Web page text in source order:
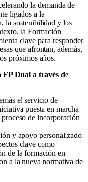
la demanda de
ligados a la
la sostenibilidad y los
la Formación
clave para responder
que afrontan, además,
próximos años.
Dual a través de
el servicio de
puesta en marcha
proceso de incorporación
y apoyo personalizado
clave como
de la formación en
a la nueva normativa de